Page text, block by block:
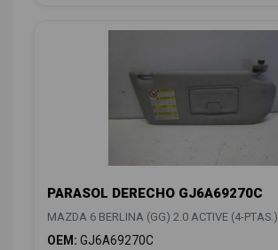
PARASOL DERECHO GJ6A69270C
MAZDA 6 BERLINA (GG) 2.0 ACTIVE (4-PTAS.)
OEM: GJ6A69270C